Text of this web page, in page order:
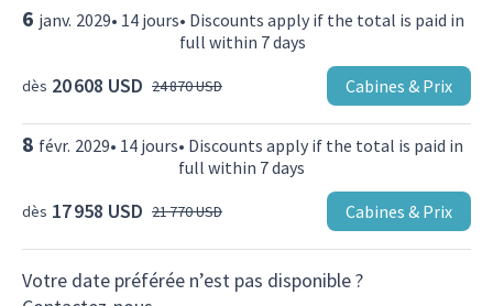
6 janv. 2029• 14 jours• Discounts apply if the total is paid in
full within 7 days
dès 20 608 USD 24 870 USD Cabines & Prix
8 févr. 2029• 14 jours• Discounts apply if the total is paid in
full within 7 days
dès 17 958 USD 21 770 USD Cabines & Prix
Votre date préférée n’est pas disponible ?